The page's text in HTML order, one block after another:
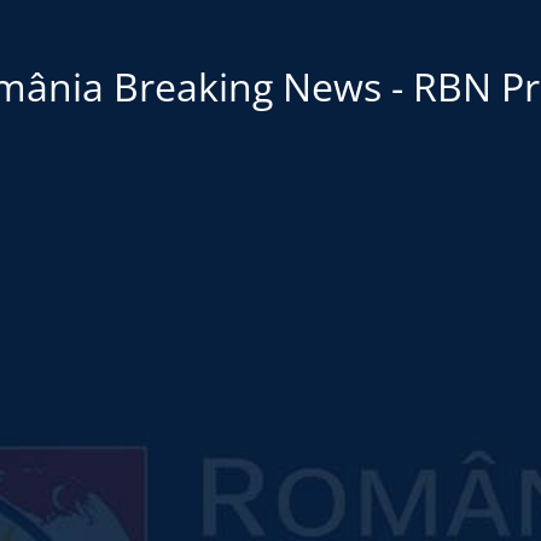
Breaking News - RBN